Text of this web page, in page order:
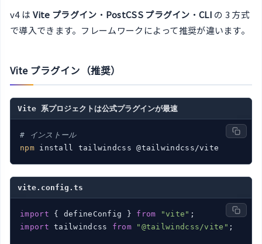
v4 は Vite プラグイン ・ PostCSS プラグイン ・CLI の 3 方式
で導入できます。フレームワークによって推奨が違います。
Vite プラグイン（推奨）
Vite 系プロジェクトは公式プラグインが最速
# インストール
npm install tailwindcss @tailwindcss/vite
vite.config.ts
import { defineConfig } from "vite"
import tailwindcss from "@tailwindcss/vite" ;